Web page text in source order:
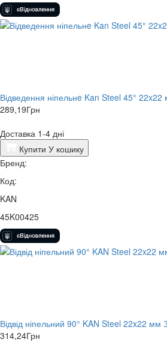
​Відведення ніпельнe Kan Steel 45°
289,19Грн
Доставка 1-4 дні
Купити У кошику
Бренд:
Код:
KAN
45K00425
Відвід ніпельний 90° KAN Steel 22x22 мм
314,24Грн